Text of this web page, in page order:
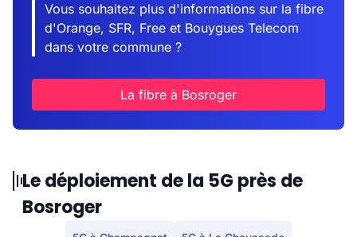
Vous souhaitez plus d'informations sur la fibre
d'Orange, SFR, Free et Bouygues Telecom
dans votre commune ?
La fibre à Bosroger
Le déploiement de la 5G près de
Bosroger